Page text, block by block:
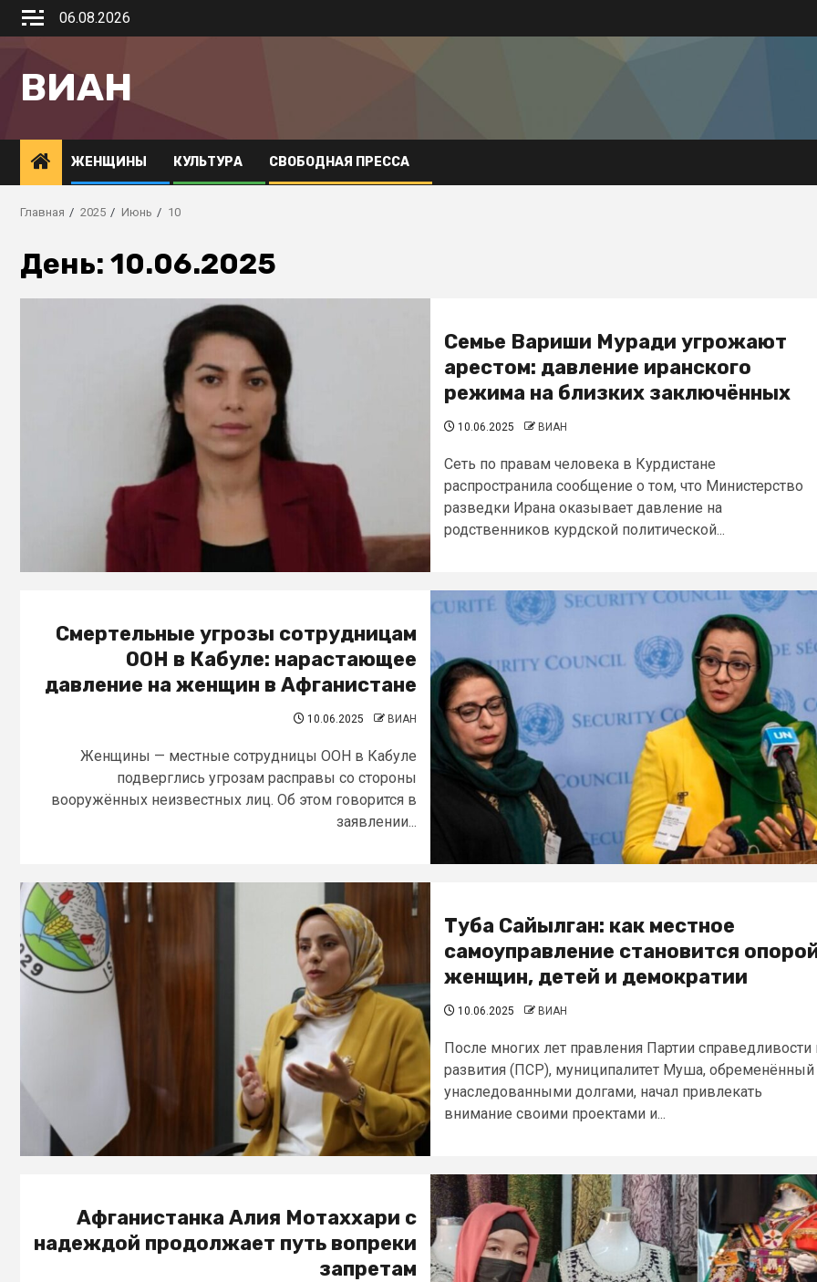
06.08.2026
ВИАН
ЖЕНЩИНЫ КУЛЬТУРА СВОБОДНАЯ ПРЕССА
Главная 2025 Июнь 10
День: 10.06.2025
Семье Вариши Муради угрожают
арестом: давление иранского
режима на близких заключённых
10.06.2025 ВИАН
Сеть по правам человека в Курдистане
распространила сообщение о том, что Министерство
разведки Ирана оказывает давление на
родственников курдской политической...
Смертельные угрозы сотрудницам
ООН в Кабуле: нарастающее
давление на женщин в Афганистане
10.06.2025 ВИАН
Женщины — местные сотрудницы ООН в Кабуле
подверглись угрозам расправы со стороны
вооружённых неизвестных лиц. Об этом говорится в
заявлении...
Туба Сайылган: как местное
самоуправление становится
женщин, детей и демократии
10.06.2025 ВИАН
После многих лет правления Партии справедливости
развития (ПСР), муниципалитет Муша, обременённый
унаследованными долгами, начал привлекать
внимание своими проектами и...
Афганистанка Алия Мотаххари с
надеждой продолжает путь вопреки
запретам